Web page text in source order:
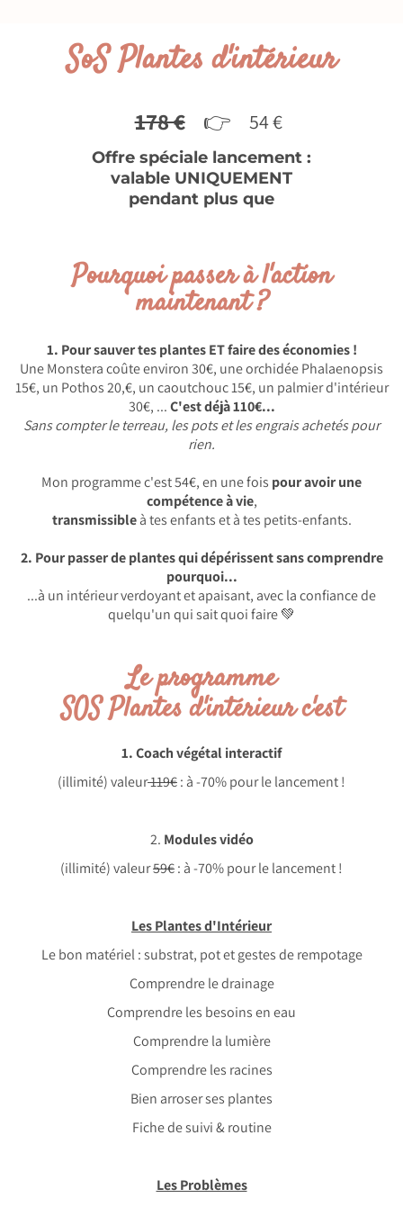
SoS Plantes d'intérieur
178 € 👉 54 €
Offre spéciale lancement :
valable UNIQUEMENT
pendant plus que
Pourquoi passer à l'action
maintenant ?
1. Pour sauver tes plantes ET faire des économies !
Une Monstera coûte environ 30€, une orchidée Phalaenopsis
15€, un Pothos 20,€, un caoutchouc 15€, un palmier d'intérieur
30€, ...C'est déjà 110€...
Sans compter le terreau, les pots et les engrais achetés pour
rien.
Mon programme c'est 54€, en une fois pour avoir une
compétence à vie,
transmissibleà tes enfants et à tes petits-enfants.
2. Pour passer de plantes qui dépérissent sans comprendre
pourquoi...
...à un intérieur verdoyant et apaisant, avec la confiance de
quelqu'un qui sait quoi faire 💚
Le programme
SOS Plantes d'intérieur c'est
1. Coach végétal interactif
(illimité) valeur119€: à -70% pour le lancement !
2. Modules vidéo
(illimité) valeur59€: à -70% pour le lancement !
Les Plantes d'Intérieur
Le bon matériel : substrat, pot et gestes de rempotage
Comprendre le drainage
Comprendre les besoins en eau
Comprendre la lumière
Comprendre les racines
Bien arroser ses plantes
Fiche de suivi & routine
Les Problèmes